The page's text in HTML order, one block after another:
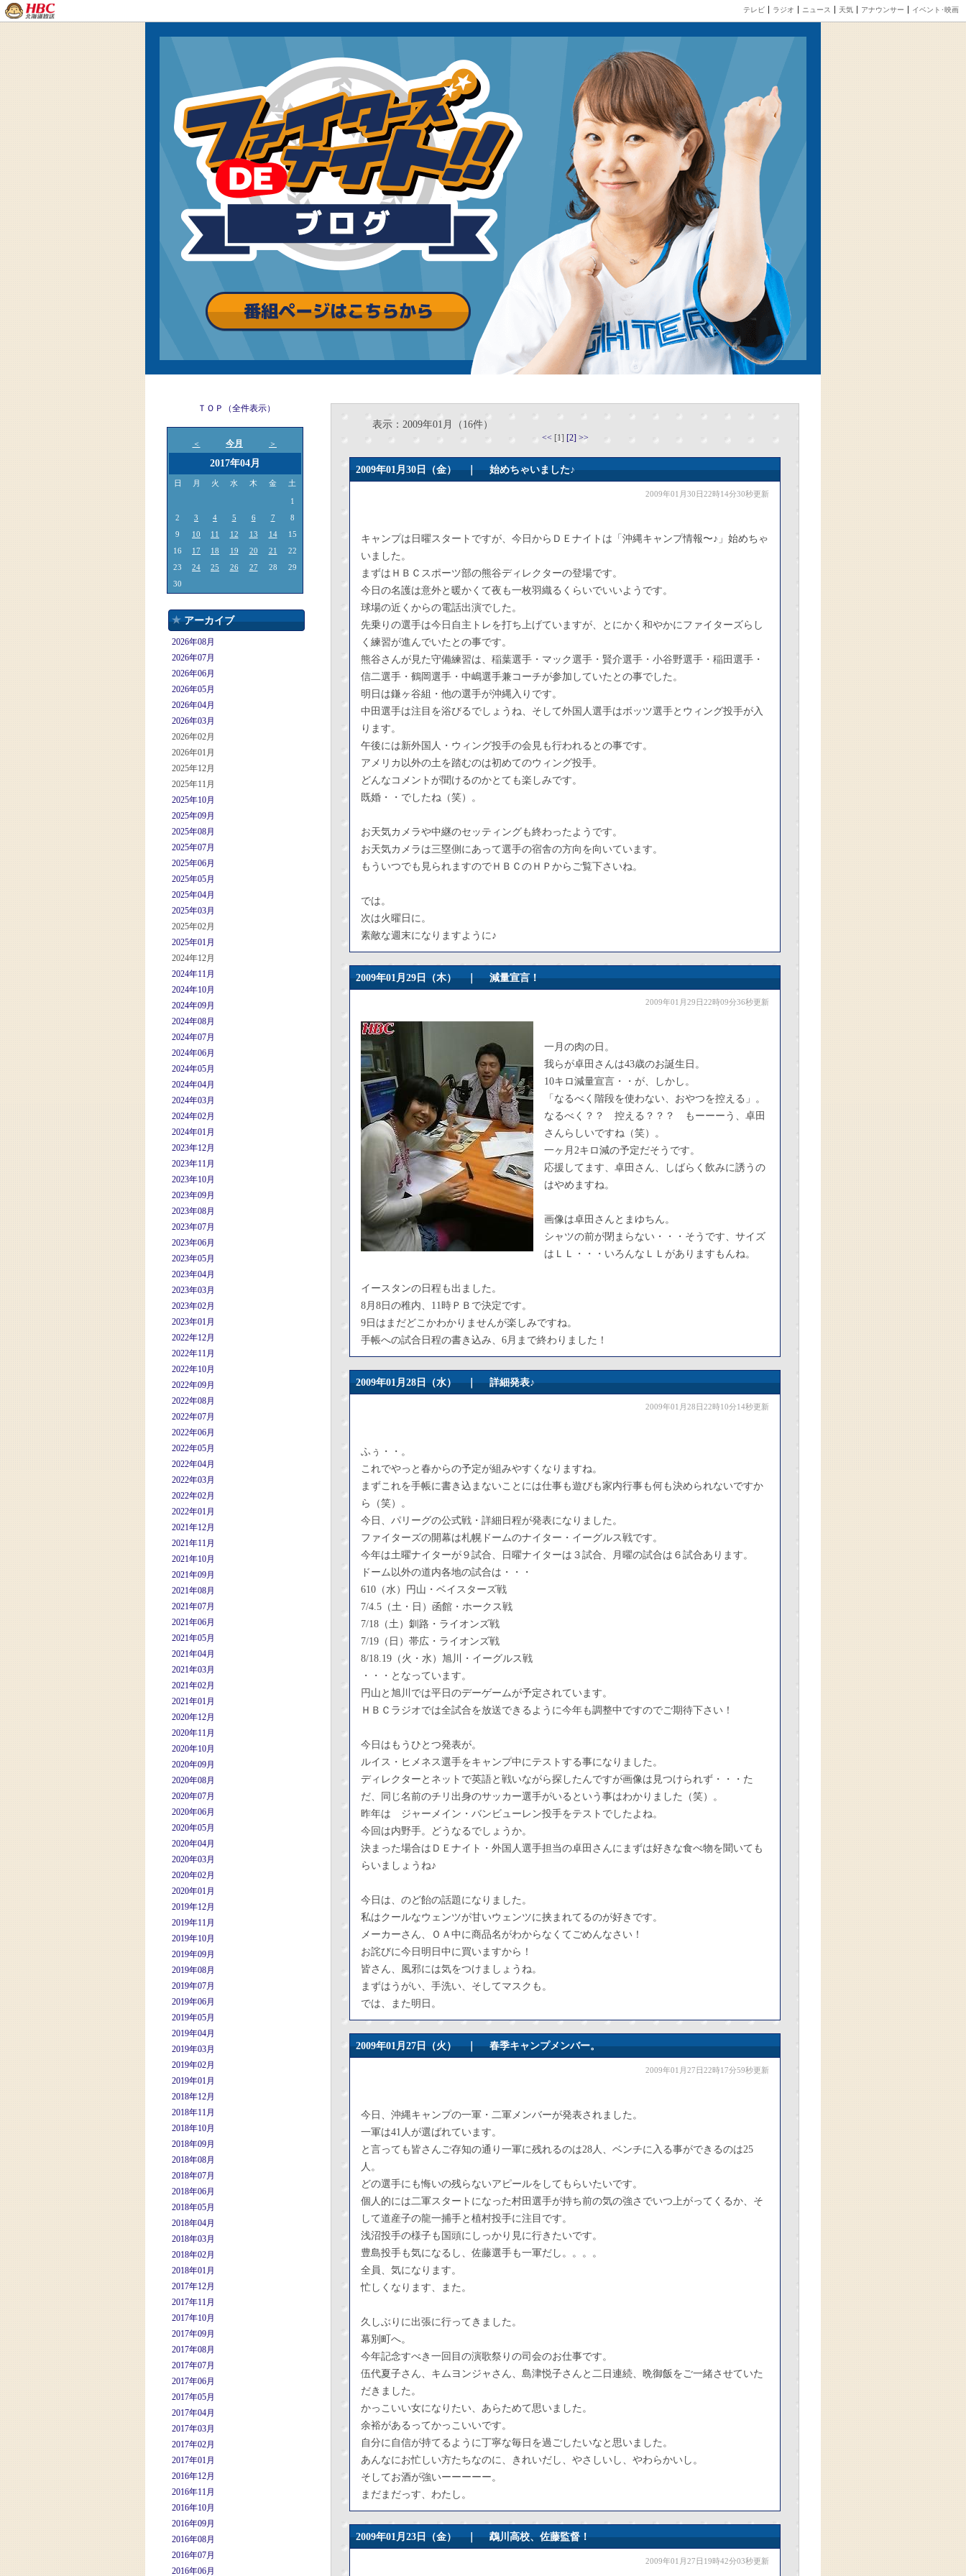
テレビ ラジオ ニュース 天気 アナウンサー イベント･映画
ＴＯＰ（全件表示）
＜ 今月 ＞
2017年04月
日 月 火 水 木 金 土
1
2
3 4 5 6 7
8
9
10 11 12 13 14
15
16
17 18 19 20 21
22
23
24 25 26 27 28
29
30
アーカイブ
2026年08月
2026年07月
2026年06月
2026年05月
2026年04月
2026年03月
2026年02月
2026年01月
2025年12月
2025年11月
2025年10月
2025年09月
2025年08月
2025年07月
2025年06月
2025年05月
2025年04月
2025年03月
2025年02月
2025年01月
2024年12月
2024年11月
2024年10月
2024年09月
2024年08月
2024年07月
2024年06月
2024年05月
2024年04月
2024年03月
2024年02月
2024年01月
2023年12月
2023年11月
2023年10月
2023年09月
2023年08月
2023年07月
2023年06月
2023年05月
2023年04月
2023年03月
2023年02月
2023年01月
2022年12月
2022年11月
2022年10月
2022年09月
2022年08月
2022年07月
2022年06月
2022年05月
2022年04月
2022年03月
2022年02月
2022年01月
2021年12月
2021年11月
2021年10月
2021年09月
2021年08月
2021年07月
2021年06月
2021年05月
2021年04月
2021年03月
2021年02月
2021年01月
2020年12月
2020年11月
2020年10月
2020年09月
2020年08月
2020年07月
2020年06月
2020年05月
2020年04月
2020年03月
2020年02月
2020年01月
2019年12月
2019年11月
2019年10月
2019年09月
2019年08月
2019年07月
2019年06月
2019年05月
2019年04月
2019年03月
2019年02月
2019年01月
2018年12月
2018年11月
2018年10月
2018年09月
2018年08月
2018年07月
2018年06月
2018年05月
2018年04月
2018年03月
2018年02月
2018年01月
2017年12月
2017年11月
2017年10月
2017年09月
2017年08月
2017年07月
2017年06月
2017年05月
2017年04月
2017年03月
2017年02月
2017年01月
2016年12月
2016年11月
2016年10月
2016年09月
2016年08月
2016年07月
2016年06月
表示：2009年01月（16件）
<< [1] [2] >>
2009年01月30日（金） ｜始めちゃいました♪
2009年01月30日22時14分30秒更新
キャンプは日曜スタートですが、今日からＤＥナイトは「沖縄キャンプ情報〜♪」始めちゃ
いました。
まずはＨＢＣスポーツ部の熊谷ディレクターの登場です。
今日の名護は意外と暖かくて夜も一枚羽織るくらいでいいようです。
球場の近くからの電話出演でした。
先乗りの選手は今日自主トレを打ち上げていますが、とにかく和やかにファイターズらし
く練習が進んでいたとの事です。
熊谷さんが見た守備練習は、稲葉選手・マック選手・賢介選手・小谷野選手・稲田選手・
信二選手・鶴岡選手・中嶋選手兼コーチが参加していたとの事でした。
明日は鎌ヶ谷組・他の選手が沖縄入りです。
中田選手は注目を浴びるでしょうね、そして外国人選手はボッツ選手とウィング投手が入
ります。
午後には新外国人・ウィング投手の会見も行われるとの事です。
アメリカ以外の土を踏むのは初めてのウィング投手。
どんなコメントが聞けるのかとても楽しみです。
既婚・・でしたね（笑）。
お天気カメラや中継のセッティングも終わったようです。
お天気カメラは三塁側にあって選手の宿舎の方向を向いています。
もういつでも見られますのでＨＢＣのＨＰからご覧下さいね。
では。
次は火曜日に。
素敵な週末になりますように♪
2009年01月29日（木） ｜減量宣言！
2009年01月29日22時09分36秒更新
一月の肉の日。
我らが卓田さんは43歳のお誕生日。
10キロ減量宣言・・が、しかし。
「なるべく階段を使わない、おやつを控える」。
なるべく？？ 控える？？？ もーーーう、卓田
さんらしいですね（笑）。
一ヶ月2キロ減の予定だそうです。
応援してます、卓田さん、しばらく飲みに誘うの
はやめますね。
画像は卓田さんとまゆちん。
シャツの前が閉まらない・・・そうです、サイズ
はＬＬ・・・いろんなＬＬがありますもんね。
イースタンの日程も出ました。
8月8日の稚内、11時ＰＢで決定です。
9日はまだどこかわかりませんが楽しみですね。
手帳への試合日程の書き込み、6月まで終わりました！
2009年01月28日（水） ｜詳細発表♪
2009年01月28日22時10分14秒更新
ふぅ・・。
これでやっと春からの予定が組みやすくなりますね。
まずこれを手帳に書き込まないことには仕事も遊びも家内行事も何も決められないですか
ら（笑）。
今日、パリーグの公式戦・詳細日程が発表になりました。
ファイターズの開幕は札幌ドームのナイター・イーグルス戦です。
今年は土曜ナイターが９試合、日曜ナイターは３試合、月曜の試合は６試合あります。
ドーム以外の道内各地の試合は・・・
610（水）円山・ベイスターズ戦
7/4.5（土・日）函館・ホークス戦
7/18（土）釧路・ライオンズ戦
7/19（日）帯広・ライオンズ戦
8/18.19（火・水）旭川・イーグルス戦
・・・となっています。
円山と旭川では平日のデーゲームが予定されています。
ＨＢＣラジオでは全試合を放送できるように今年も調整中ですのでご期待下さい！
今日はもうひとつ発表が。
ルイス・ヒメネス選手をキャンプ中にテストする事になりました。
ディレクターとネットで英語と戦いながら探したんですが画像は見つけられず・・・た
だ、同じ名前のチリ出身のサッカー選手がいるという事はわかりました（笑）。
昨年は ジャーメイン・バンビューレン投手をテストでしたよね。
今回は内野手。どうなるでしょうか。
決まった場合はＤＥナイト・外国人選手担当の卓田さんにまずは好きな食べ物を聞いても
らいましょうね♪
今日は、のど飴の話題になりました。
私はクールなウェンツが甘いウェンツに挟まれてるのが好きです。
メーカーさん、ＯＡ中に商品名がわからなくてごめんなさい！
お詫びに今日明日中に買いますから！
皆さん、風邪には気をつけましょうね。
まずはうがい、手洗い、そしてマスクも。
では、また明日。
2009年01月27日（火） ｜春季キャンプメンバー。
2009年01月27日22時17分59秒更新
今日、沖縄キャンプの一軍・二軍メンバーが発表されました。
一軍は41人が選ばれています。
と言っても皆さんご存知の通り一軍に残れるのは28人、ベンチに入る事ができるのは25
人。
どの選手にも悔いの残らないアピールをしてもらいたいです。
個人的には二軍スタートになった村田選手が持ち前の気の強さでいつ上がってくるか、そ
して道産子の龍一捕手と植村投手に注目です。
浅沼投手の様子も国頭にしっかり見に行きたいです。
豊島投手も気になるし、佐藤選手も一軍だし。。。。
全員、気になります。
忙しくなります、また。
久しぶりに出張に行ってきました。
幕別町へ。
今年記念すべき一回目の演歌祭りの司会のお仕事です。
伍代夏子さん、キムヨンジャさん、島津悦子さんと二日連続、晩御飯をご一緒させていた
だきました。
かっこいい女になりたい、あらためて思いました。
余裕があるってかっこいいです。
自分に自信が持てるように丁寧な毎日を過ごしたいなと思いました。
あんなにお忙しい方たちなのに、きれいだし、やさしいし、やわらかいし。
そしてお酒が強いーーーーー。
まだまだっす、わたし。
2009年01月23日（金） ｜鵡川高校、佐藤監督！
2009年01月27日19時42分03秒更新